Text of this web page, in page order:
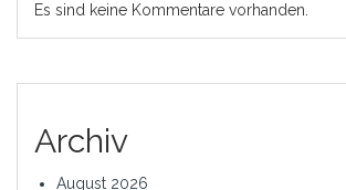
Es sind keine Kommentare vorhanden.
Archiv
August 2026